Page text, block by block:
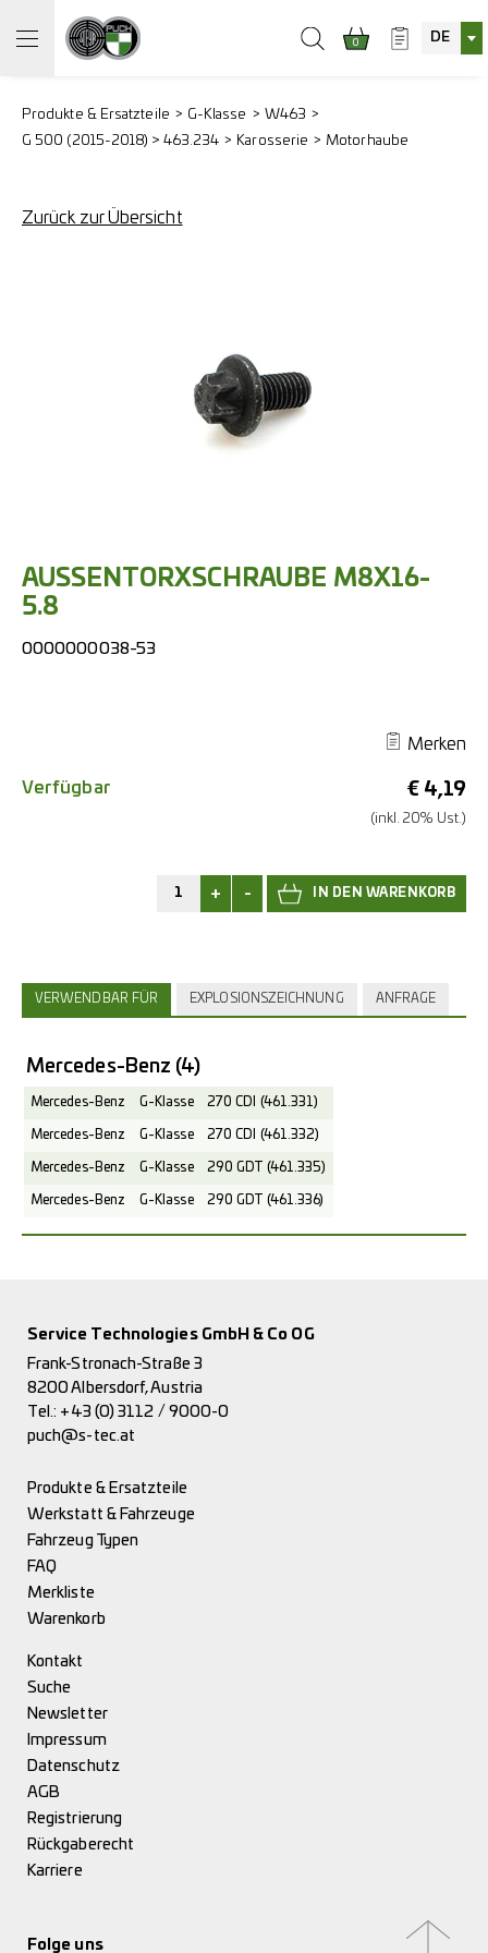
0 DE
Produkte & Ersatzteile G-Klasse
W463
G 500 (2015-2018) > 463.234
Karosserie Motorhaube
Zurück zur Übersicht
AUSSENTORXSCHRAUBE M8X16-
5.8
0000000038-53
Merken
€ 4,19
(inkl. 20% Ust.)
Verfügbar
+ -
VERWENDBAR FÜR EXPLOSIONSZEICHNUNG ANFRAGE
Mercedes-Benz (4)
Mercedes-Benz G-Klasse 270 CDI (461.331)
Mercedes-Benz G-Klasse 270 CDI (461.332)
Mercedes-Benz G-Klasse 290 GDT (461.335)
Mercedes-Benz G-Klasse 290 GDT (461.336)
Service Technologies GmbH & Co OG
Frank-Stronach-Straße 3
8200 Albersdorf, Austria
Tel.: +43 (0) 3112 / 9000-0
puch@s-tec.at
Produkte & Ersatzteile
Werkstatt & Fahrzeuge
Fahrzeug Typen
FAQ
Merkliste
Warenkorb
Kontakt
Suche
Newsletter
Impressum
Datenschutz
AGB
Registrierung
Rückgaberecht
Karriere
Folge uns